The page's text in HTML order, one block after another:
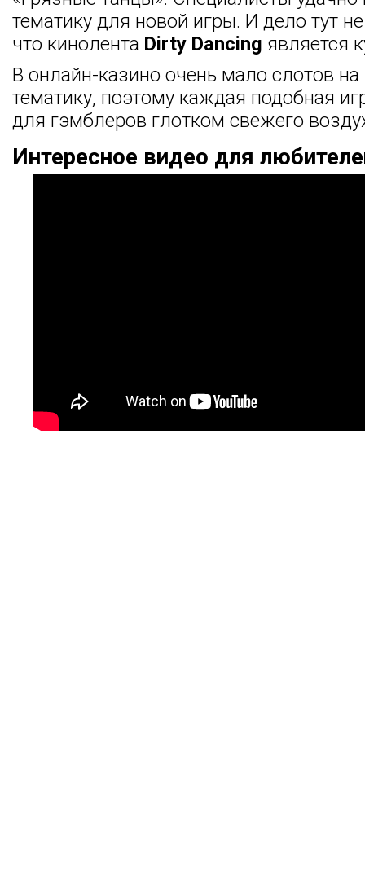
тематику для новой игры. И дело тут
что кинолента Dirty Dancing является
В онлайн-казино очень мало слотов
тематику, поэтому каждая подобная
для гэмблеров глотком свежего
Интересное видео для